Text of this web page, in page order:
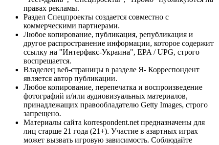
правах рекламы.
Раздел Спецпроекты создается совместно с
коммерческими партнерами.
Любое копирование, публикация, републикация и
другое распространение информации, которое содержит
ссылку на "Интерфакс-Украина", EPA / UPG, строго
воспрещается.
Владелец веб-страницы в разделе Я- Корреспондент
является автор публикации.
Любое копирование, перепечатка и воспроизведение
фотографий и/или аудиовизуальных материалов,
принадлежащих правообладателю Getty Images, строго
запрещено.
Материалы сайта korrespondent.net предназначены для
лиц старше 21 года (21+). Участие в азартных играх
может вызвать игровую зависимость. Соблюдайте